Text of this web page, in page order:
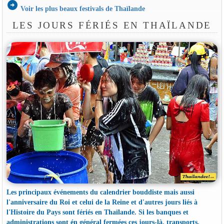
arrow_circle_right Voir les plus beaux festivals de Thaïlande
LES JOURS FÉRIÉS EN THAÏLANDE
Les principaux événements du calendrier bouddiste mais aussi
l'anniversaire du Roi et celui de la Reine et d'autres jours liés à
l'Histoire du Pays sont fériés en Thaïlande. Si les banques et
administrations sont én général fermées ces jours-là, transports,